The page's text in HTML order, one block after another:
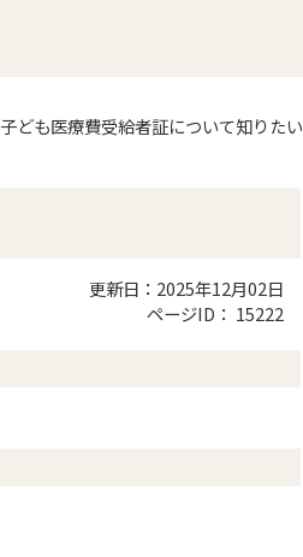
子ども医療費受給者証について知りたい
更新日：2025年12月02日
ページID： 15222